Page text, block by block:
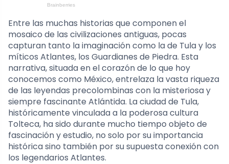
Entre las muchas historias que componen el
mosaico de las civilizaciones antiguas, pocas
capturan tanto la imaginación como la de Tula y los
míticos Atlantes, los Guardianes de Piedra. Esta
narrativa, situada en el corazón de lo que hoy
conocemos como México, entrelaza la vasta riqueza
de las leyendas precolombinas con la misteriosa y
siempre fascinante Atlántida. La ciudad de Tula,
históricamente vinculada a la poderosa cultura
Tolteca, ha sido durante mucho tiempo objeto de
fascinación y estudio, no solo por su importancia
histórica sino también por su supuesta conexión con
los legendarios Atlantes.